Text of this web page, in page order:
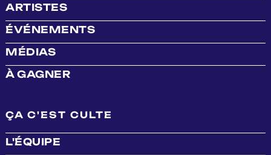
ARTISTES
ÉVÉNEMENTS
MÉDIAS
À GAGNER
ÇA C'EST CULTE
L'ÉQUIPE